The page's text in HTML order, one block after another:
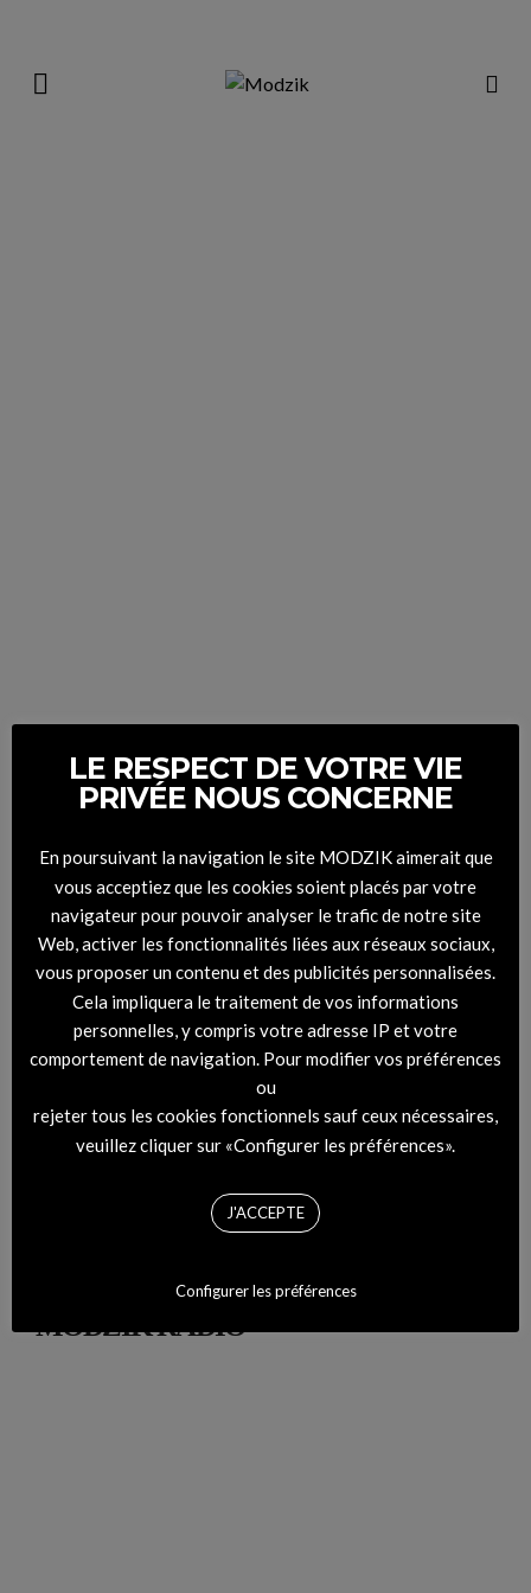
DIGITAL COVER – RHYTHM #45 Montemarco
MODZIK RADIO
LE RESPECT DE VOTRE VIE
PRIVÉE NOUS CONCERNE
En poursuivant la navigation le site MODZIK aimerait que
vous acceptiez que les cookies soient placés par votre
navigateur pour pouvoir analyser le trafic de notre site
Web, activer les fonctionnalités liées aux réseaux sociaux,
vous proposer un contenu et des publicités personnalisées.
Cela impliquera le traitement de vos informations
personnelles, y compris votre adresse IP et votre
comportement de navigation. Pour modifier vos préférences
ou
rejeter tous les cookies fonctionnels sauf ceux nécessaires,
veuillez cliquer sur «Configurer les préférences».
J'ACCEPTE
Configurer les préférences